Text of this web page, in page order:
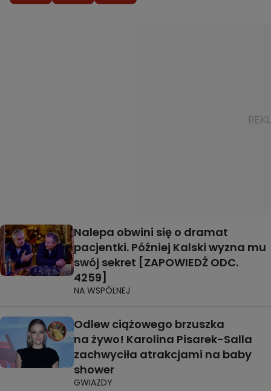
Nalepa obwini się o dramat
pacjentki. Później Kalski wyzna mu
swój sekret [ZAPOWIEDŹ ODC.
4259]
NA WSPÓLNEJ
Odlew ciążowego brzuszka
na żywo! Karolina Pisarek-Salla
zachwyciła atrakcjami na baby
shower
GWIAZDY